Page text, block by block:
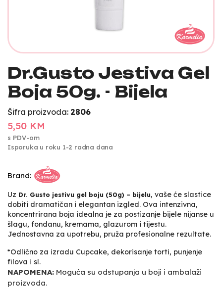
Dr.Gusto Jestiva Gel
Boja 50g. - Bijela
Šifra proizvoda: 2806
5,50 KM
s PDV-om
Isporuka u roku 1-2 radna dana
Brand:
Uz Dr. Gusto jestivu gel boju (50g) – bijelu, vaše će slastice
dobiti dramatičan i elegantan izgled. Ova intenzivna,
koncentrirana boja idealna je za postizanje bijele nijanse u
šlagu, fondanu, kremama, glazurom i tijestu.
Jednostavna za upotrebu, pruža profesionalne rezultate.
*Odlično za izradu Cupcake, dekorisanje torti, punjenje
filova i sl.
NAPOMENA: Moguća su odstupanja u boji i ambalaži
proizvoda.